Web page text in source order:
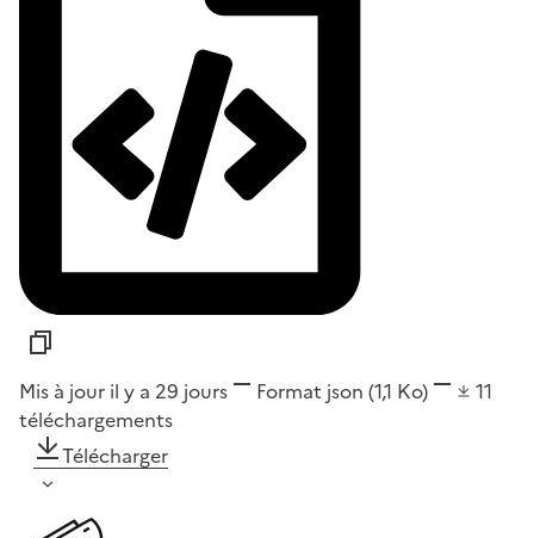
Mis à jour il y a 29 jours Format json (1,1 Ko)
11
téléchargements
Télécharger